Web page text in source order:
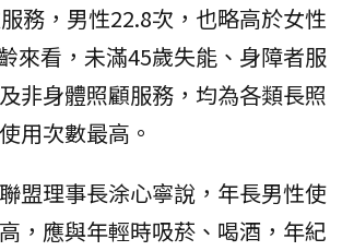
務，男性22.8次，也略高於女性
來看，未滿45歲失能、身障者服
非身體照顧服務，均為各類長照
用次數最高。
盟理事長涂心寧說，年長男性使
，應與年輕時吸菸、喝酒，年紀